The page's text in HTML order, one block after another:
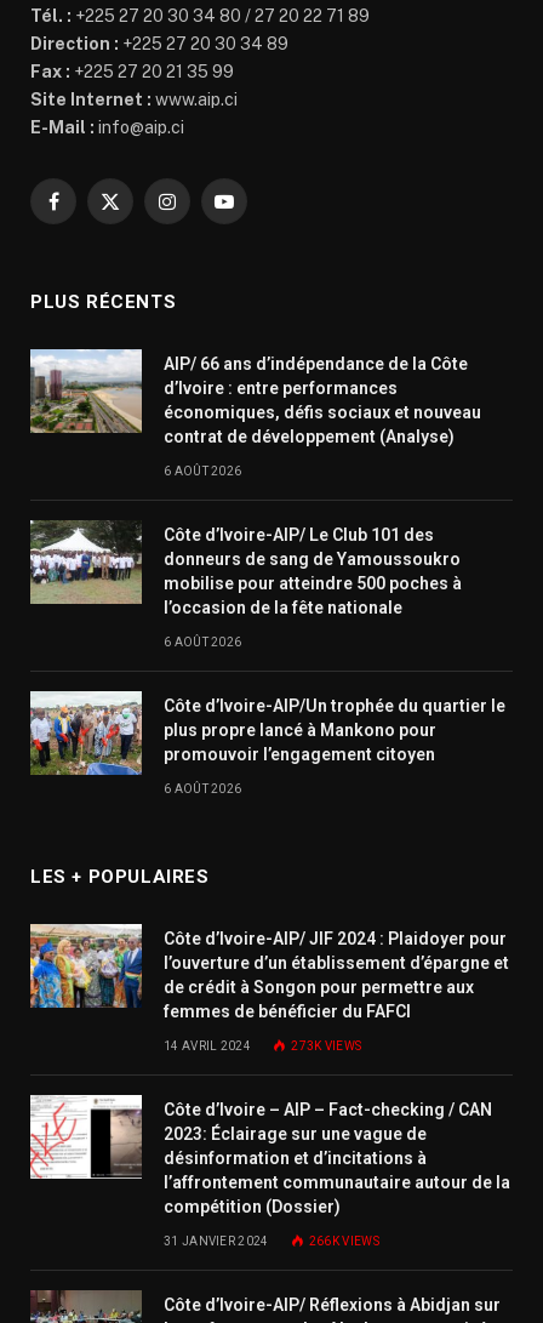
Tél. : +225 27 20 30 34 80 / 27 20 22 71 89
Direction : +225 27 20 30 34 89
Fax : +225 27 20 21 35 99
Site Internet : www.aip.ci
E-Mail : info@aip.ci
Facebook
X
InstagramYouTube
PLUS RÉCENTS
AIP/ 66 ans d’indépendance de la Côte
d’Ivoire : entre performances
économiques, défis sociaux et nouveau
contrat de développement (Analyse)
6 AOÛT 2026
Côte d’Ivoire-AIP/ Le Club 101 des
donneurs de sang de Yamoussoukro
mobilise pour atteindre 500 poches à
l’occasion de la fête nationale
6 AOÛT 2026
Côte d’Ivoire-AIP/Un trophée du quartier le
plus propre lancé à Mankono pour
promouvoir l’engagement citoyen
6 AOÛT 2026
LES + POPULAIRES
Côte d’Ivoire-AIP/ JIF 2024 : Plaidoyer pour
l’ouverture d’un établissement d’épargne et
de crédit à Songon pour permettre aux
femmes de bénéficier du FAFCI
14 AVRIL 2024 273K VIEWS
Côte d’Ivoire – AIP – Fact-checking / CAN
2023: Éclairage sur une vague de
désinformation et d’incitations à
l’affrontement communautaire autour de la
compétition (Dossier)
31 JANVIER 2024 266KVIEWS
Côte d’Ivoire-AIP/ Réflexions à Abidjan sur